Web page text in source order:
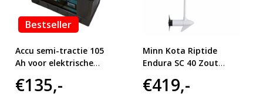
Bestseller
Accu semi-tractie 105
Ah voor elektrische
€135,-
Minn Kota Riptide
Endura SC 40 Zout
€419,-